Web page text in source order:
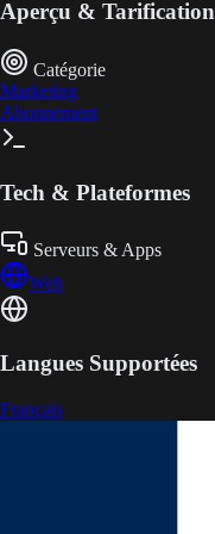
Aperçu & Tarification
Catégorie
Marketing
Abonnement
Tech & Plateformes
Serveurs & Apps
Web
Langues Supportées
Français